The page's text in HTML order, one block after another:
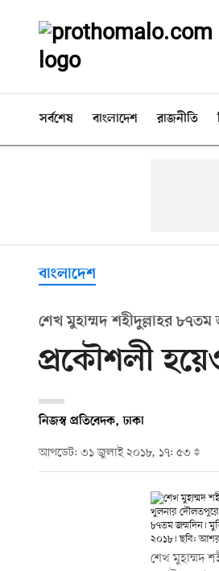
সর্বশেষ বাংলাদেশ রাজনীতি
বাংলাদেশ
শেখ মুহাম্মদ শহীদুল্লাহর ৮৭তম
প্রকৌশলী হয়েও
নিজস্ব প্রতিবেদক, ঢাকা
আপডেট: ৩১ জুলাই ২০১৮, ১৭: ৫৩
শেখ মুহাম্মদ